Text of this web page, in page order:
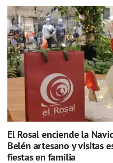
El Rosal enciende la
Belén artesano y visitas
fiestas en familia